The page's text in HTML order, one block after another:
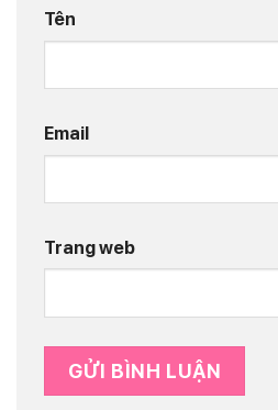
Tên
Email
Trang web